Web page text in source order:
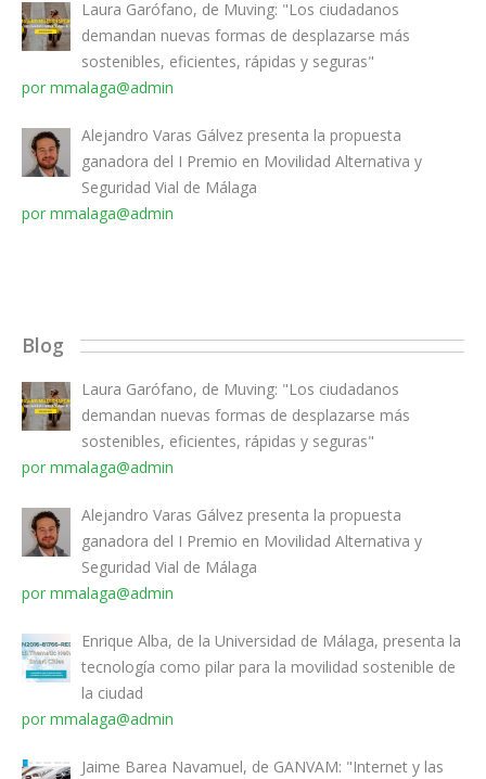
Laura Garófano, de Muving: "Los ciudadanos
demandan nuevas formas de desplazarse más
sostenibles, eficientes, rápidas y seguras"
por mmalaga@admin
Alejandro Varas Gálvez presenta la propuesta
ganadora del I Premio en Movilidad Alternativa y
Seguridad Vial de Málaga
por mmalaga@admin
Blog
Laura Garófano, de Muving: "Los ciudadanos
demandan nuevas formas de desplazarse más
sostenibles, eficientes, rápidas y seguras"
por mmalaga@admin
Alejandro Varas Gálvez presenta la propuesta
ganadora del I Premio en Movilidad Alternativa y
Seguridad Vial de Málaga
por mmalaga@admin
Enrique Alba, de la Universidad de Málaga, presenta la
tecnología como pilar para la movilidad sostenible de
la ciudad
por mmalaga@admin
Jaime Barea Navamuel, de GANVAM: "Internet y las